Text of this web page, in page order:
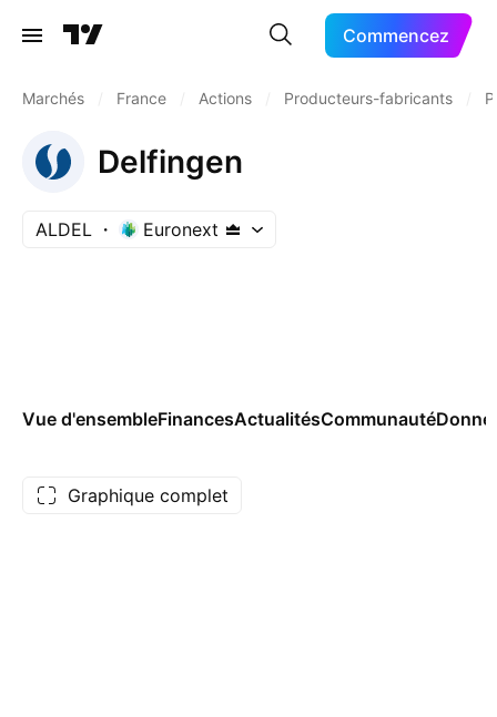
Commencez
Marchés France Actions Producteurs-fabricants
Delfingen
ALDEL Euronext
Vue d'ensembleFinancesActualitésCommunauté
Graphique complet